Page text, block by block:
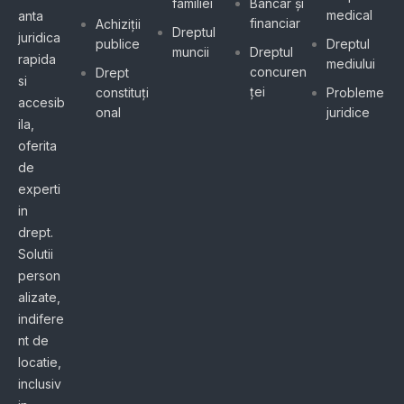
anta
juridica
rapida
si
accesib
ila,
oferita
de
experti
in
drept.
Solutii
person
alizate,
indifere
nt de
locatie,
inclusiv
Achiziții
publice
Drept
constituți
onal
Dreptul
muncii
financiar
Dreptul
concuren
ței
medical
Dreptul
mediului
Probleme
juridice